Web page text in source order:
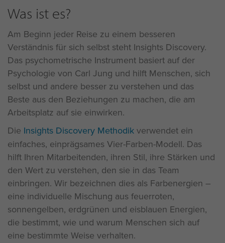
Was ist es?
Am Beginn jeder Reise zu einem besseren
Verständnis für sich selbst steht Insights Discovery.
Das psychometrische Instrument basiert auf der
Psychologie von Carl Jung und hilft Menschen, sich
selbst und andere besser zu verstehen und das
Beste aus den Beziehungen zu machen, die am
Arbeitsplatz auf sie einwirken.
Die Insights Discovery Methodikverwendet ein
einfaches, einprägsames Vier-Farben-Modell. Das
hilft Ihren Mitarbeitenden, ihren Stil, ihre Stärken und
den Wert zu verstehen, den sie in das Team
einbringen. Wir bezeichnen dies als Farbenergien –
eine individuelle Mischung aus feuerroten,
sonnengelben, erdgrünen und eisblauen Energien,
die bestimmt, wie und warum Menschen sich auf
eine bestimmte Weise verhalten.